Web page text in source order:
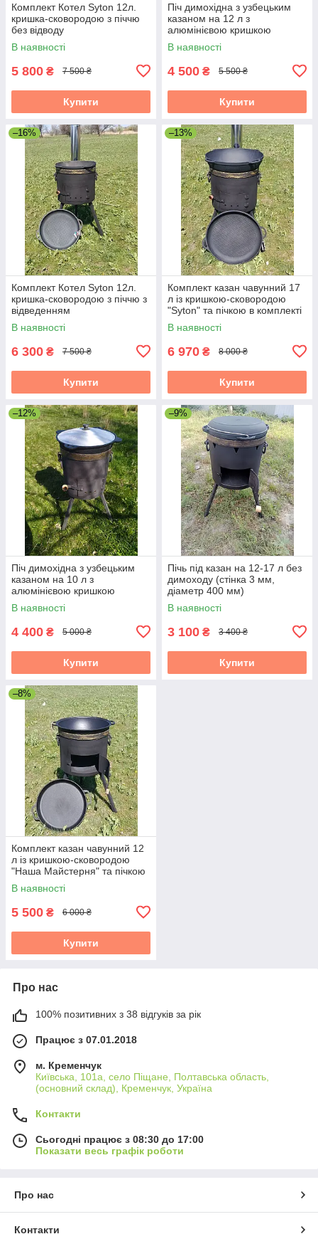
Комплект Котел Syton 12л.
кришка-сковородою з піччю
без відводу
В наявності
5 800 ₴ 7 500 ₴
Купити
Піч димохідна з узбецьким
казаном на 12 л з
алюмінієвою кришкою
(комплект)
В наявності
4 500 ₴ 5 500 ₴
Купити
–16%
Комплект Котел Syton 12л.
кришка-сковородою з піччю з
відведенням
В наявності
6 300 ₴ 7 500 ₴
Купити
–13%
Комплект казан чавунний 17
л із кришкою-сковородою
"Syton" та пічкою в комплекті
В наявності
6 970 ₴ 8 000 ₴
Купити
–12%
Піч димохідна з узбецьким
казаном на 10 л з
алюмінієвою кришкою
(комплект)
В наявності
4 400 ₴ 5 000 ₴
Купити
–9%
Пічь під казан на 12-17 л без
димоходу (стінка 3 мм,
діаметр 400 мм)
В наявності
3 100 ₴ 3 400 ₴
Купити
–8%
Комплект казан чавунний 12
л із кришкою-сковородою
"Наша Майстерня" та пічкою
в комплекті
В наявності
5 500 ₴ 6 000 ₴
Купити
Про нас
100% позитивних з 38 відгуків за рік
Працює з 07.01.2018
м. Кременчук
Київська, 101а, село Піщане, Полтавська область,
(основний склад), Кременчук, Україна
Контакти
Сьогодні працює з 08:30 до 17:00
Показати весь графік роботи
Про нас
Контакти